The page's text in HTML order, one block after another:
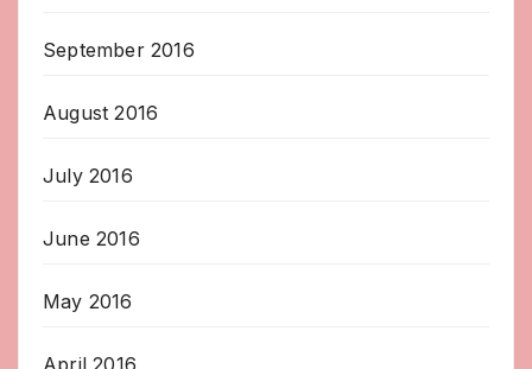
September 2016
August 2016
July 2016
June 2016
May 2016
April 2016